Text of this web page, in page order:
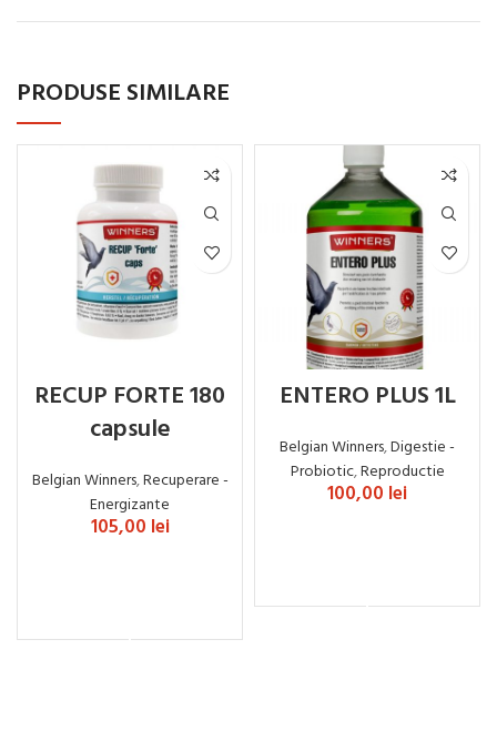
PRODUSE SIMILARE
RECUP FORTE 180
capsule
Belgian Winners,Recuperare -
Energizante
105,00 lei
ENTERO PLUS 1L
Belgian Winners,Digestie -
Probiotic,Reproductie
100,00 lei